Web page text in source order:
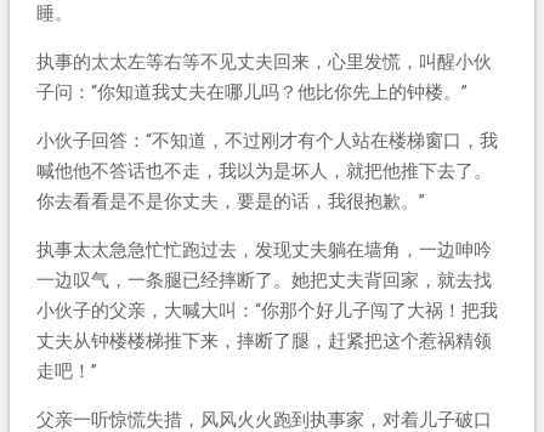
睡。
执事的太太左等右等不见丈夫回来，心里发慌，叫醒小伙
子问：“你知道我丈夫在哪儿吗？他比你先上的钟楼。”
小伙子回答：“不知道，不过刚才有个人站在楼梯窗口，我
喊他他不答话也不走，我以为是坏人，就把他推下去了。
你去看看是不是你丈夫，要是的话，我很抱歉。”
执事太太急急忙忙跑过去，发现丈夫躺在墙角，一边呻吟
一边叹气，一条腿已经摔断了。她把丈夫背回家，就去找
小伙子的父亲，大喊大叫：“你那个好儿子闯了大祸！把我
丈夫从钟楼楼梯推下来，摔断了腿，赶紧把这个惹祸精领
走吧！”
父亲一听惊慌失措，风风火火跑到执事家，对着儿子破口